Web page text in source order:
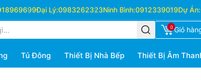
Đại Lý:0983262323Ninh Bình:0912339019Dự Án:
0 Giỏ
Tủ Đông Thiết Bị Nhà Bếp Thiết Bị Âm